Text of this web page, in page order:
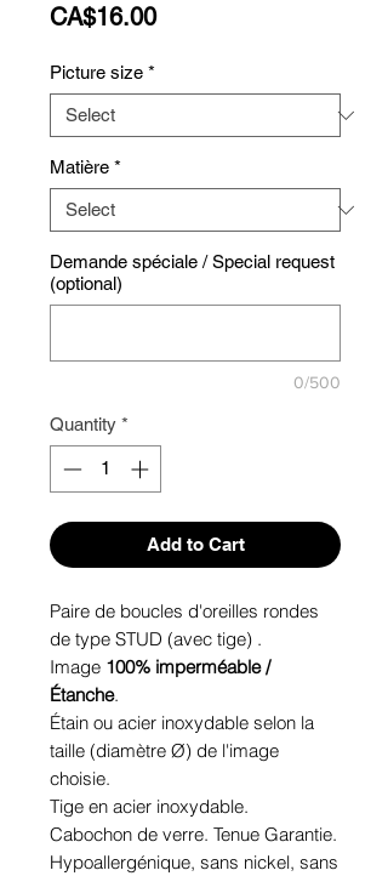
CA$16.00Price
Picture size *
Matière *
Demande spéciale / Special request
(optional)
0/500
Quantity *
Add to Cart
Paire de boucles d'oreilles rondes
de type STUD (avec tige) .
Image 100% imperméable /
Étanche.
Étain ou acier inoxydable selon la
taille (diamètre Ø) de l'image
choisie.
Tige en acier inoxydable.
Cabochon de verre. Tenue Garantie.
Hypoallergénique, sans nickel, sans